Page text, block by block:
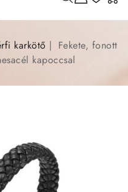
karkötő
Fekete, fonott
kapoccsal